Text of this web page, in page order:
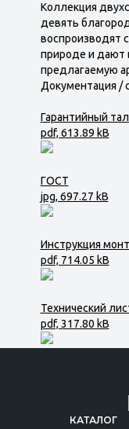
Коллекция
девять
воспроизводят
природе и дают
предлагаемую
Документация /
Гарантийный
pdf, 613.89 kB
ГОСТ
jpg, 697.27 kB
Инструкция
pdf, 714.05 kB
Технический
pdf, 317.80 kB
КАТАЛОГ